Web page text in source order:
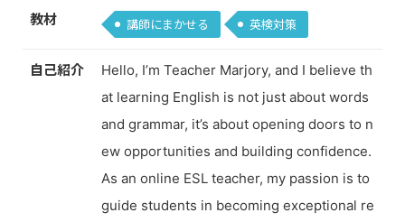
教材 講師にまかせる 英検対策
自己紹介
Hello, I’m Teacher Marjory, and I believe th
at learning English is not just about words
and grammar, it’s about opening doors to n
ew opportunities and building confidence.
As an online ESL teacher, my passion is to
guide students in becoming exceptional re